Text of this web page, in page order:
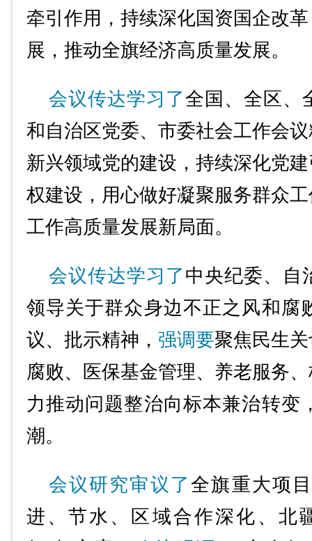
牵引作用，持续深化国资国企改
展，推动全旗经济高质量发展。
会议传达学习了全国、全区、
和自治区党委、市委社会工作会
新兴领域党的建设，持续深化党
权建设，用心做好凝聚服务群众
工作高质量发展新局面。
会议传达学习了 中央纪委、自
领导关于群众身边不正之风和腐
议、批示精神， 强调要聚焦民生
腐败、医保基金管理、养老服务
力推动问题整治向标本兼治转变
潮。
会议研究审议了全旗重大项
进、节水、区域合作深化、北